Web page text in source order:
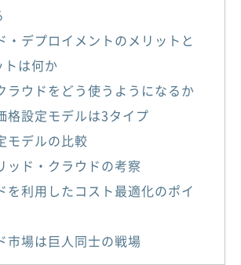
・デプロイメントのメリットと
トは何か
ラウドをどう使うようになるか
格設定モデルは3タイプ
モデルの比較
ッド・クラウドの考察
を利用したコスト最適化のポイ
市場は巨人同士の戦場